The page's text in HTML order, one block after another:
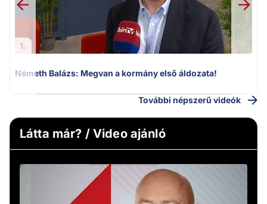
1.
Németh Balázs: Megvan a kormány első áldozata!
További népszerű videók
Látta már? / Video ajánló